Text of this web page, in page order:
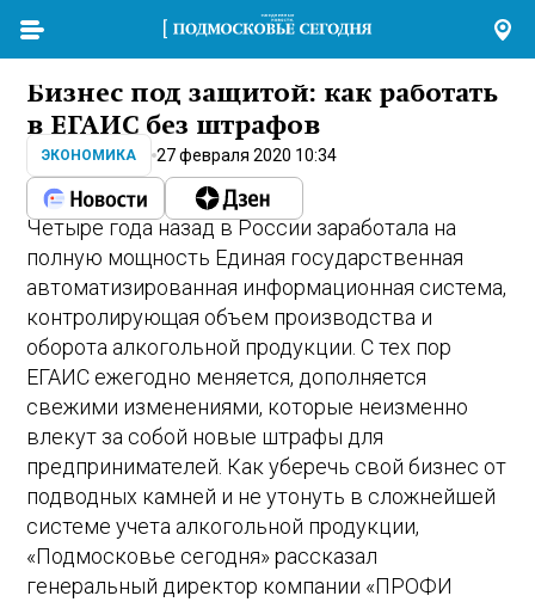
Бизнес под защитой: как работать
в ЕГАИС без штрафов
ЭКОНОМИКА 27 февраля 2020 10:34
Четыре года назад в России заработала на
полную мощность Единая государственная
автоматизированная информационная система,
контролирующая объем производства и
оборота алкогольной продукции. С тех пор
ЕГАИС ежегодно меняется, дополняется
свежими изменениями, которые неизменно
влекут за собой новые штрафы для
предпринимателей. Как уберечь свой бизнес от
подводных камней и не утонуть в сложнейшей
системе учета алкогольной продукции,
«Подмосковье сегодня» рассказал
генеральный директор компании «ПРОФИ